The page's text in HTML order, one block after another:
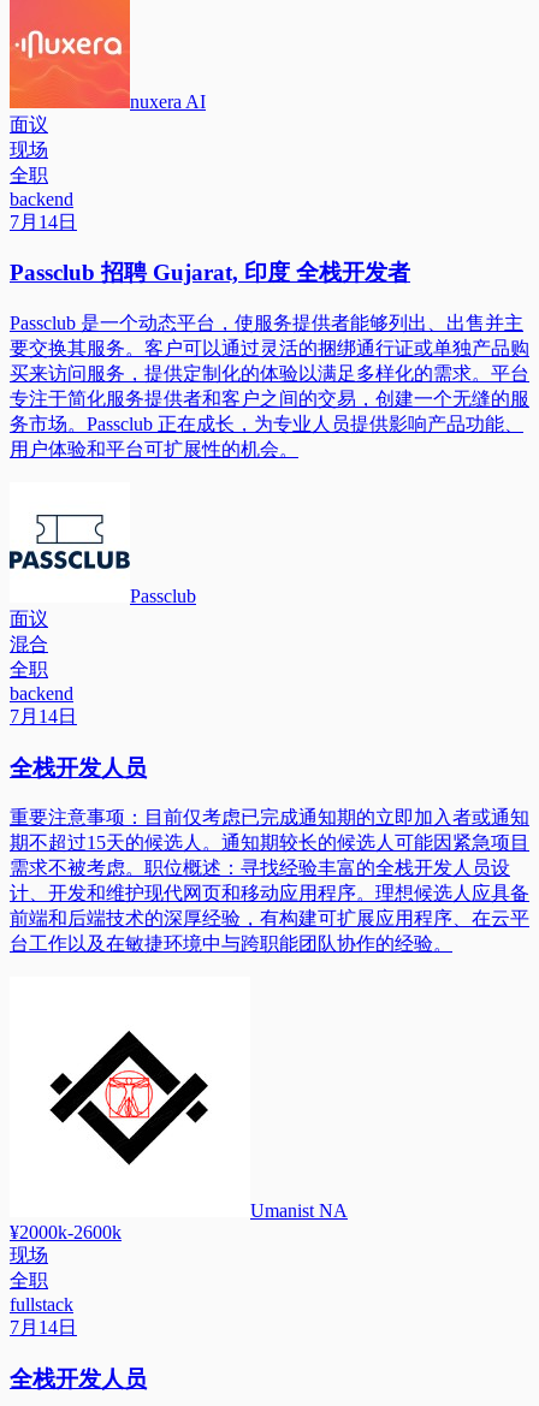
nuxera AI
面议
现场
全职
backend
7月14日
Passclub 招聘 Gujarat, 印度 全栈开发者
Passclub 是一个动态平台，使服务提供者能够列出、出售并主
要交换其服务。客户可以通过灵活的捆绑通行证或单独产品购
买来访问服务，提供定制化的体验以满足多样化的需求。平台
专注于简化服务提供者和客户之间的交易，创建一个无缝的服
务市场。Passclub 正在成长，为专业人员提供影响产品功能、
用户体验和平台可扩展性的机会。
Passclub
面议
混合
全职
backend
7月14日
全栈开发人员
重要注意事项：目前仅考虑已完成通知期的立即加入者或通知
期不超过15天的候选人。通知期较长的候选人可能因紧急项目
需求不被考虑。职位概述：寻找经验丰富的全栈开发人员设
计、开发和维护现代网页和移动应用程序。理想候选人应具备
前端和后端技术的深厚经验，有构建可扩展应用程序、在云平
台工作以及在敏捷环境中与跨职能团队协作的经验。
Umanist NA
¥2000k-2600k
现场
全职
fullstack
7月14日
全栈开发人员